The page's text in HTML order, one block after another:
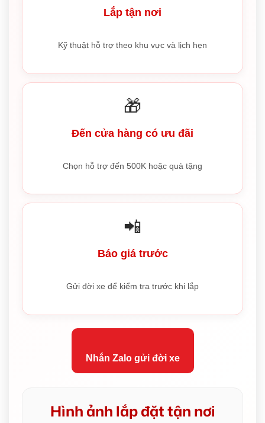
Lắp tận nơi
Kỹ thuật hỗ trợ theo khu vực và lịch hẹn
🎁
Đến cửa hàng có ưu đãi
Chọn hỗ trợ đến 500K hoặc quà tặng
📲
Báo giá trước
Gửi đời xe để kiểm tra trước khi lắp
Nhắn Zalo gửi đời xe
Hình ảnh lắp đặt tận nơi